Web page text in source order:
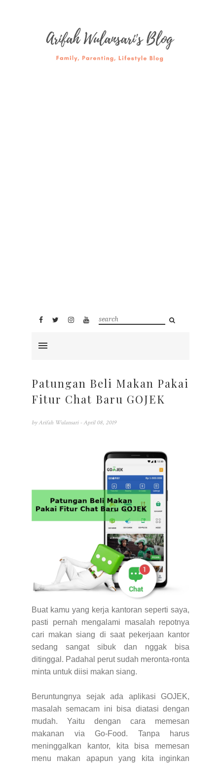
Patungan Beli Makan Pakai
Fitur Chat Baru GOJEK
by Arifah Wulansari - April 08, 2019
Buat kamu yang kerja kantoran seperti saya,
pasti pernah mengalami masalah repotnya
cari makan siang di saat pekerjaan kantor
sedang sangat sibuk dan nggak bisa
ditinggal. Padahal perut sudah meronta-ronta
minta untuk diisi makan siang.
Beruntungnya sejak ada aplikasi GOJEK,
masalah semacam ini bisa diatasi dengan
mudah. Yaitu dengan cara memesan
makanan via Go-Food. Tanpa harus
meninggalkan kantor, kita bisa memesan
menu makan apapun yang kita inginkan